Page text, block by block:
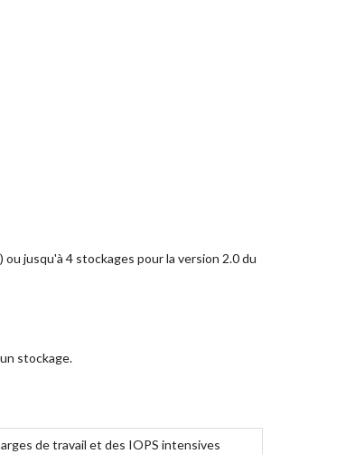
jusqu'à 4 stockages pour la version 2.0 du
stockage.
de travail et des IOPS intensives